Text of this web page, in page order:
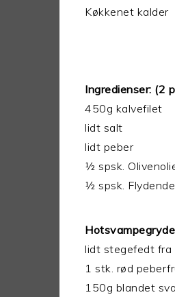
Køkkenet kalder
Ingredienser: (2
450g kalvefilet
lidt salt
lidt peber
½ spsk.
½ spsk.
lidt stegefedt fra
1 stk. rød
150g blandet